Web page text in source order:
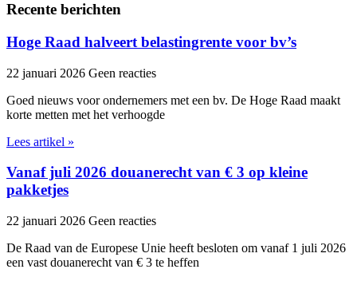
Recente berichten
Hoge Raad halveert belastingrente voor bv’s
22 januari 2026 Geen reacties
Goed nieuws voor ondernemers met een bv. De Hoge Raad maakt
korte metten met het verhoogde
Lees artikel »
Vanaf juli 2026 douanerecht van € 3 op kleine
pakketjes
22 januari 2026 Geen reacties
De Raad van de Europese Unie heeft besloten om vanaf 1 juli 2026
een vast douanerecht van € 3 te heffen